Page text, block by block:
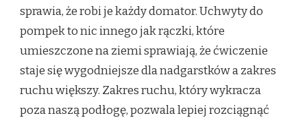
sprawia, że robi je każdy domator. Uchwyty do
pompek to nic innego jak rączki, które
umieszczone na ziemi sprawiają, że ćwiczenie
staje się wygodniejsze dla nadgarstków a zakres
ruchu większy. Zakres ruchu, który wykracza
poza naszą podłogę, pozwala lepiej rozciągnąć